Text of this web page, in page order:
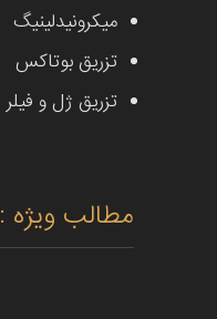
میکرونیدلینیگ
تزریق بوتاکس
تزریق ژل و فیلر
مطالب ویژه :